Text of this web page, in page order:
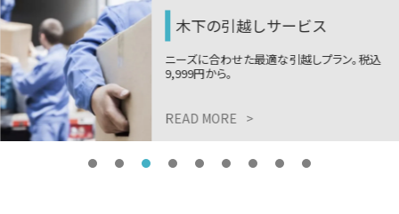
木下の引越しサービス
ニーズに合わせた最適な引越しプラン。税込
9,999円から。
READ MORE >